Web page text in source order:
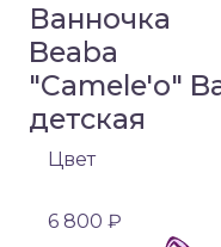
Ванночка
Beaba
"Camele'o"
детская
Цвет
6 800 ₽